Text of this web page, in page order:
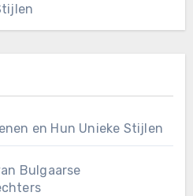
en Hun Unieke Stijlen
Bulgaarse